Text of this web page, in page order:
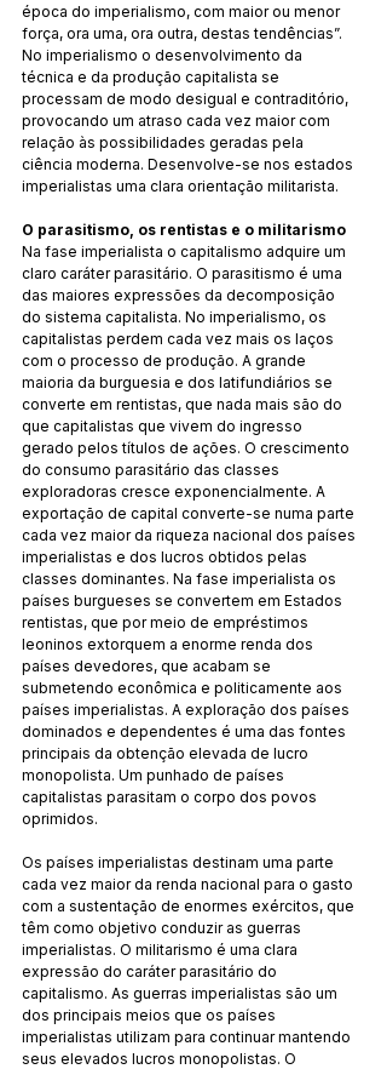
época do imperialismo, com maior ou menor
força, ora uma, ora outra, destas tendências”.
No imperialismo o desenvolvimento da
técnica e da produção capitalista se
processam de modo desigual e contraditório,
provocando um atraso cada vez maior com
relação às possibilidades geradas pela
ciência moderna. Desenvolve-se nos estados
imperialistas uma clara orientação militarista.
O parasitismo, os rentistas e o militarismo
Na fase imperialista o capitalismo adquire um
claro caráter parasitário. O parasitismo é uma
das maiores expressões da decomposição
do sistema capitalista. No imperialismo, os
capitalistas perdem cada vez mais os laços
com o processo de produção. A grande
maioria da burguesia e dos latifundiários se
converte em rentistas, que nada mais são do
que capitalistas que vivem do ingresso
gerado pelos títulos de ações. O crescimento
do consumo parasitário das classes
exploradoras cresce exponencialmente. A
exportação de capital converte-se numa parte
cada vez maior da riqueza nacional dos países
imperialistas e dos lucros obtidos pelas
classes dominantes. Na fase imperialista os
países burgueses se convertem em Estados
rentistas, que por meio de empréstimos
leoninos extorquem a enorme renda dos
países devedores, que acabam se
submetendo econômica e politicamente aos
países imperialistas. A exploração dos países
dominados e dependentes é uma das fontes
principais da obtenção elevada de lucro
monopolista. Um punhado de países
capitalistas parasitam o corpo dos povos
oprimidos.
Os países imperialistas destinam uma parte
cada vez maior da renda nacional para o gasto
com a sustentação de enormes exércitos, que
têm como objetivo conduzir as guerras
imperialistas. O militarismo é uma clara
expressão do caráter parasitário do
capitalismo. As guerras imperialistas são um
dos principais meios que os países
imperialistas utilizam para continuar mantendo
seus elevados lucros monopolistas. O